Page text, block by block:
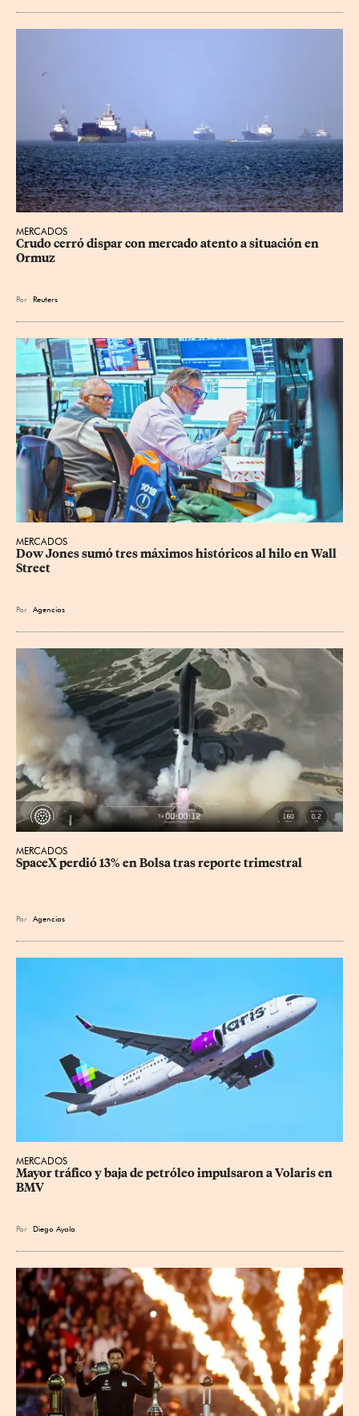
MERCADOS
Crudo cerró dispar con mercado atento a situación en
Ormuz
Por Reuters
MERCADOS
Dow Jones sumó tres máximos históricos al hilo en Wall
Street
Por Agencias
MERCADOS
SpaceX perdió 13% en Bolsa tras reporte trimestral
Por Agencias
MERCADOS
Mayor tráfico y baja de petróleo impulsaron a Volaris en
BMV
Por Diego Ayala